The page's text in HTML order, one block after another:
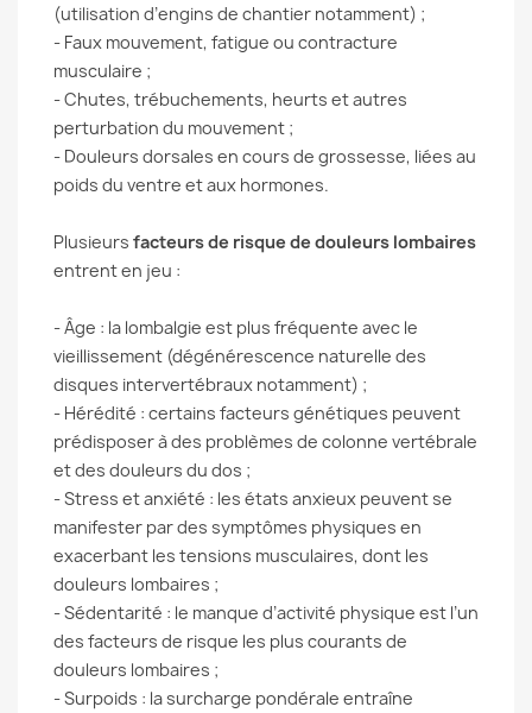
(utilisation d’engins de chantier notamment) ;
- Faux mouvement, fatigue ou contracture
musculaire ;
- Chutes, trébuchements, heurts et autres
perturbation du mouvement ;
- Douleurs dorsales en cours de grossesse, liées au
poids du ventre et aux hormones.
Plusieurs facteurs de risque de douleurs lombaires
entrent en jeu :
- Âge : la lombalgie est plus fréquente avec le
vieillissement (dégénérescence naturelle des
disques intervertébraux notamment) ;
- Hérédité : certains facteurs génétiques peuvent
prédisposer à des problèmes de colonne vertébrale
et des douleurs du dos ;
- Stress et anxiété : les états anxieux peuvent se
manifester par des symptômes physiques en
exacerbant les tensions musculaires, dont les
douleurs lombaires ;
- Sédentarité : le manque d’activité physique est l’un
des facteurs de risque les plus courants de
douleurs lombaires ;
- Surpoids : la surcharge pondérale entraîne